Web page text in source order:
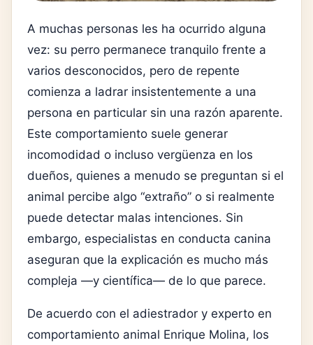
A muchas personas les ha ocurrido alguna
vez: su perro permanece tranquilo frente a
varios desconocidos, pero de repente
comienza a ladrar insistentemente a una
persona en particular sin una razón aparente.
Este comportamiento suele generar
incomodidad o incluso vergüenza en los
dueños, quienes a menudo se preguntan si el
animal percibe algo “extraño” o si realmente
puede detectar malas intenciones. Sin
embargo, especialistas en conducta canina
aseguran que la explicación es mucho más
compleja —y científica— de lo que parece.
De acuerdo con el adiestrador y experto en
comportamiento animal Enrique Molina, los